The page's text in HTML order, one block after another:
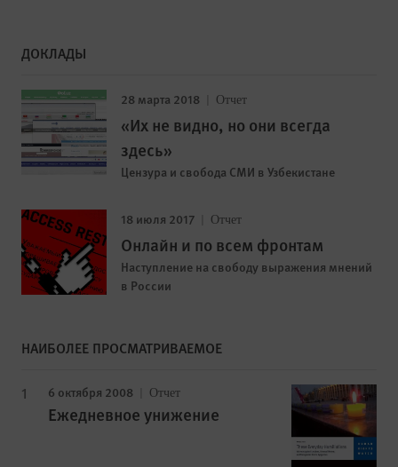
ДОКЛАДЫ
28 марта 2018 Отчет
«Их не видно, но они всегда
здесь»
Цензура и свобода СМИ в Узбекистане
18 июля 2017 Отчет
Онлайн и по всем фронтам
Наступление на свободу выражения мнений
в России
НАИБОЛЕЕ ПРОСМАТРИВАЕМОЕ
6 октября 2008 Отчет
Ежедневное унижение